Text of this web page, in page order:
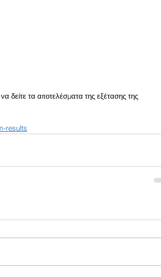
δείτε τα αποτελέσματα της εξέτασης της
results